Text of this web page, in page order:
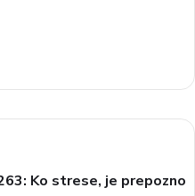
Ko strese, je prepozno